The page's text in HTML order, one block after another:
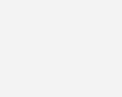
中央」だけでな
通ることになる